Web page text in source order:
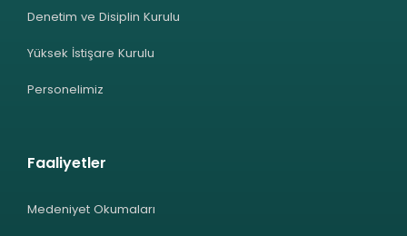
Denetim ve Disiplin Kurulu
Yüksek İstişare Kurulu
Personelimiz
Faaliyetler
Medeniyet Okumaları